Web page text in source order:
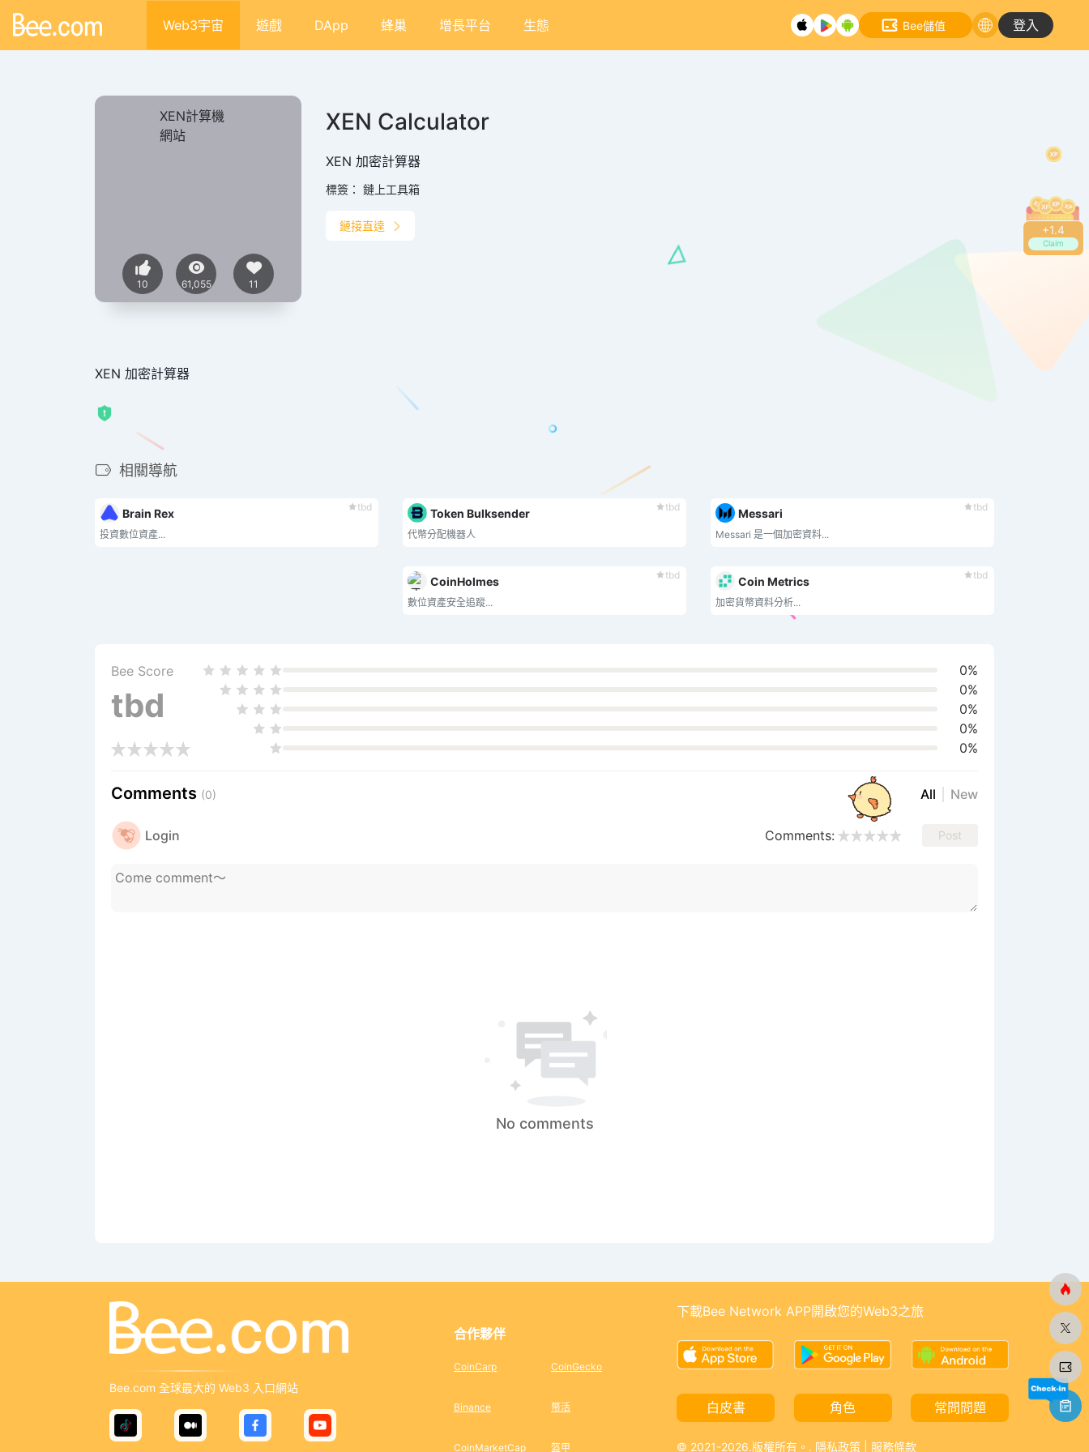
+1.4
Claim
Web3宇宙 遊戲 DApp 蜂巢 增長平台 生態 Bee儲值 登入
10 61,055 11
XEN Calculator
XEN 加密計算器
標簽： 鏈上工具箱
鏈接直達
XEN 加密計算器
相關導航
tbd
Brain Rex
投資數位資產...
tbd
Token Bulksender
代幣分配機器人
tbd
Messari
Messari 是一個加密資料...
tbd
CoinHolmes
數位資產安全追蹤...
tbd
Coin Metrics
加密貨幣資料分析...
Bee Score
tbd
0%
0%
0%
0%
0%
Comments (0) All New
Login Comments: Post
No comments
Bee.com 全球最大的 Web3 入口網站
合作夥伴
CoinCarp
Binance
CoinMarketCap
CoinGecko
幣活
盔甲
下載Bee Network APP開啟您的Web3之旅
白皮書 角色 常問問題
© 2021-2026.版權所有。. 隱私政策 服務條款